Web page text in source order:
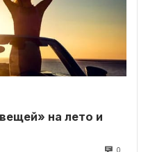
на лето и
0